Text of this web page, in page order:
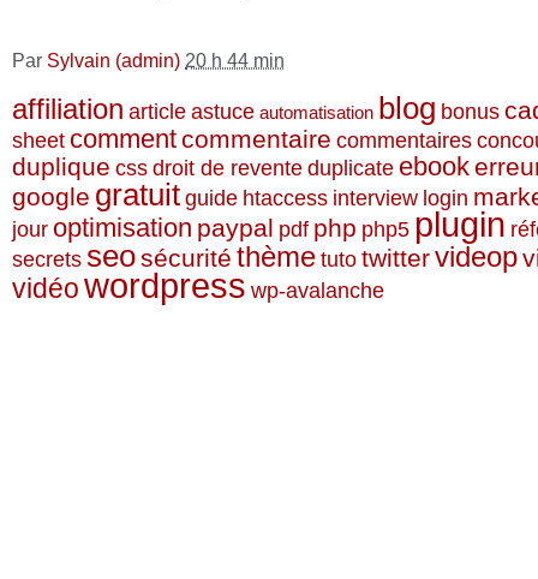
Par Sylvain (admin) 20 h 44 min
affiliation articleastuce automatisation blog bonus
sheet commentcommentaire commentaires
duplique cssdroit de reventeduplicate ebook
google gratuitguide htaccess interview login
jour optimisation paypal pdf php php5 plugin
secretsseosécurité thèmetutotwittervideop
vidéowordpress wp-avalanche